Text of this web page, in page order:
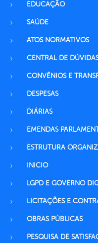
EDUCAÇÃO
SAÚDE
ATOS NORMATIVOS
CENTRAL DE
CONVÊNIOS E
DESPESAS
DIÁRIAS
EMENDAS
ESTRUTURA
INICIO
LGPD E GOVERNO
LICITAÇÕES E
OBRAS PÚBLICAS
PESQUISA DE